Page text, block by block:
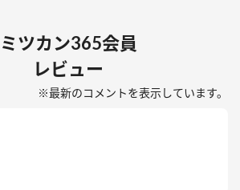
ミツカン365会員
レビュー
※最新のコメントを表示しています。